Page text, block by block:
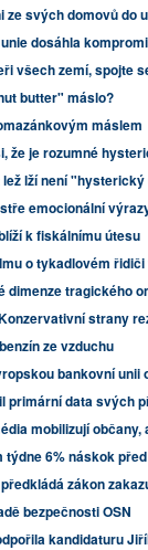
ze svých domovů do
dosáhla
všech zemí, spojte
butter" máslo?
máslem
že je rozumné
lží není
emocionální
k fiskálnímu útesu
o tykadlovém
dimenze tragického
strany
ze vzduchu
bankovní unii
primární data svých
mobilizují občany,
6% náskok
zákon
bezpečnosti OSN
kandidaturu